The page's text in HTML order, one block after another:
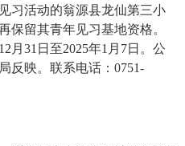
习活动的翁源县龙仙第三小
保留其青年见习基地资格。
月31日至2025年1月7日。公
反映。联系电话：0751-